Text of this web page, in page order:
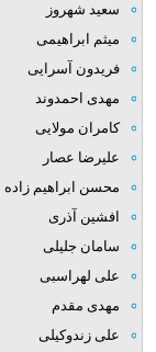
سعید شهروز
میثم ابراهیمی
فریدون آسرایی
مهدی احمدوند
کامران مولایی
علیرضا عصار
محسن ابراهیم زاده
افشین آذری
سامان جلیلی
علی لهراسبی
مهدی مقدم
علی زندوکیلی